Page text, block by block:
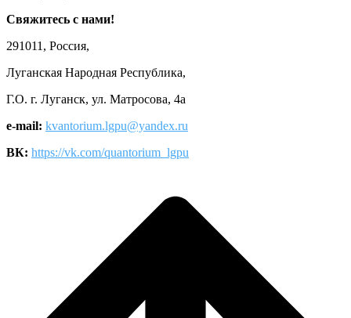
Свяжитесь с нами!
291011, Россия,
Луганская Народная Республика,
Г.О. г. Луганск, ул. Матросова, 4а
e-mail: kvantorium.lgpu@yandex.ru
ВК: https://vk.com/quantorium_lgpu